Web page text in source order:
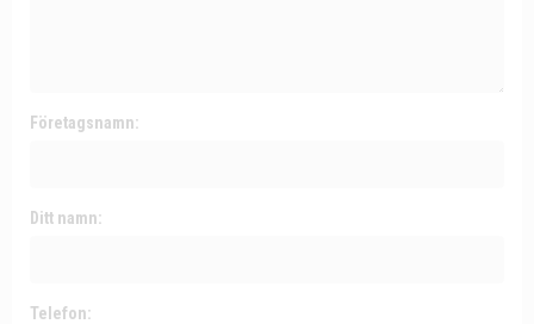
Företagsnamn:
Ditt namn:
Telefon: